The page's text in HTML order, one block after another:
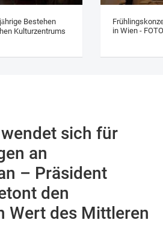
Bestehen
Kulturzentrums
in Wien - FOTO
sich für
an
– Präsident
den
Wert des Mittleren